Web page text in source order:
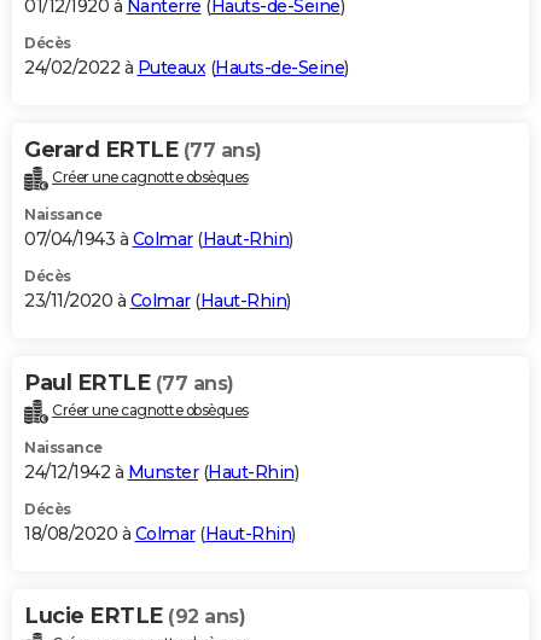
01/12/1920 à Nanterre ( Hauts-de-Seine)
Décès
24/02/2022 à Puteaux(Hauts-de-Seine)
Gerard ERTLE (77 ans)
Créer une cagnotte obsèques
Naissance
07/04/1943 à Colmar(Haut-Rhin)
Décès
23/11/2020 à Colmar(Haut-Rhin)
Paul ERTLE (77 ans)
Créer une cagnotte obsèques
Naissance
24/12/1942 à Munster(Haut-Rhin)
Décès
18/08/2020 à Colmar(Haut-Rhin)
Lucie ERTLE (92 ans)